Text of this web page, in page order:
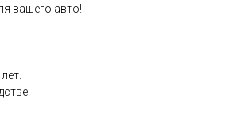
вашeгo авто!